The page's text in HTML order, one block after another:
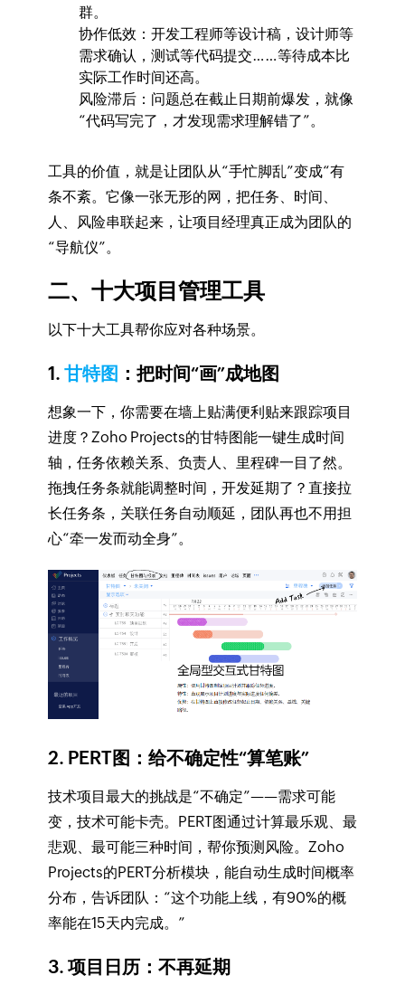
群。
协作低效：开发工程师等设计稿，设计师等
需求确认，测试等代码提交……等待成本比
实际工作时间还高。
风险滞后：问题总在截止日期前爆发，就像
“代码写完了，才发现需求理解错了”。
工具的价值，就是让团队从“手忙脚乱”变成“有
条不紊。它像一张无形的网，把任务、时间、
人、风险串联起来，让项目经理真正成为团队的
“导航仪”。
二、十大项目管理工具
以下十大工具帮你应对各种场景。
1. 甘特图 ：把时间“画”成地图
想象一下，你需要在墙上贴满便利贴来跟踪项目
进度？Zoho Projects的甘特图能一键生成时间
轴，任务依赖关系、负责人、里程碑一目了然。
拖拽任务条就能调整时间，开发延期了？直接拉
长任务条，关联任务自动顺延，团队再也不用担
心“牵一发而动全身”。
2. PERT图：给不确定性“算笔账”
技术项目最大的挑战是“不确定”——需求可能
变，技术可能卡壳。PERT图通过计算最乐观、最
悲观、最可能三种时间，帮你预测风险。Zoho
Projects的PERT分析模块，能自动生成时间概率
分布，告诉团队：“这个功能上线，有90%的概
率能在15天内完成。”
3. 项目日历：不再延期